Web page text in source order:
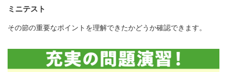
ミニテスト
その節の重要なポイントを理解できたかどうか確認できます。